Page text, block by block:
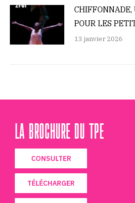
CHIFFONNADE,
POUR LES
13 janvier 2026
LA BROCHURE DU TPE
CONSULTER
TÉLÉCHARGER